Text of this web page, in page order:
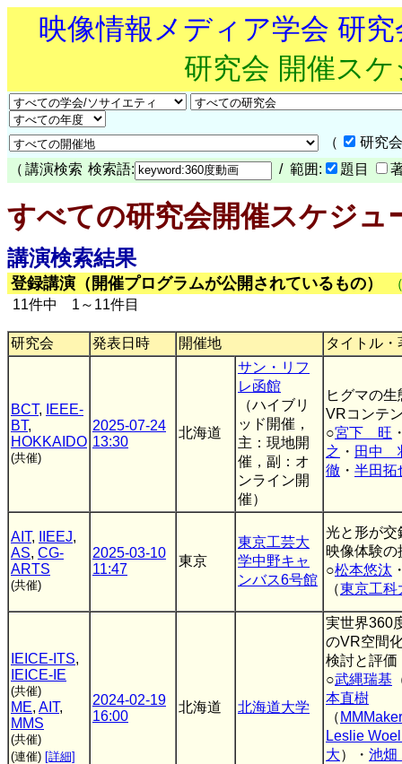
映像情報メディア学会 研
研究会 開催ス
（
研究
（ 講演検索 検索語: / 範囲: 題目
すべての研究会開催スケジュ
講演検索結果
登録講演（開催プログラムが公開されているもの）
11件中 1～11件目
研究会 発表日時 開催地 タイトル・
BCT,
IEEE-
BT,
HOKKAIDO
(共催)
2025-07-24
13:30
北海道
サン・リフ
レ函館
（ハイブリ
ッド開催，
主：現地開
催，副：オ
ンライン開
催）
ヒグマの
VRコンテ
○宮下 旺
之 ・ 田中
徹 ・ 半田拓
AIT, IIEEJ,
AS, CG-
ARTS
(共催)
2025-03-10
11:47
東京
東京工芸大
学中野キャ
ンバス6号館
光と形が交
映像体験の
○松本悠汰
（東京工科
IEICE-ITS,
IEICE-IE
(共催)
ME, AIT,
MMS
(共催)
(連催) [詳細]
2024-02-19
16:00
北海道 北海道大学
実世界360
のVR空間
検討と評価
○武縄瑞基
本直樹
（
Leslie
大）・ 池